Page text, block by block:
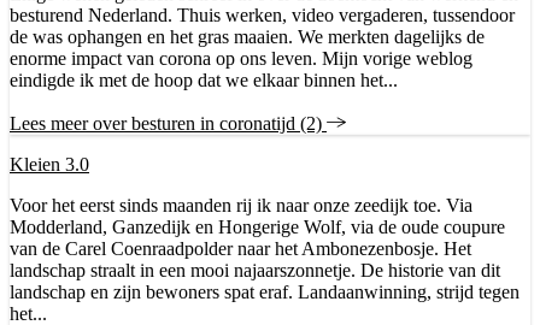
besturend Nederland. Thuis werken, video vergaderen, tussendoor
de was ophangen en het gras maaien. We merkten dagelijks de
enorme impact van corona op ons leven. Mijn vorige weblog
eindigde ik met de hoop dat we elkaar binnen het...
Lees meer over besturen in coronatijd (2)
Kleien 3.0
Voor het eerst sinds maanden rij ik naar onze zeedijk toe. Via
Modderland, Ganzedijk en Hongerige Wolf, via de oude coupure
van de Carel Coenraadpolder naar het Ambonezenbosje. Het
landschap straalt in een mooi najaarszonnetje. De historie van dit
landschap en zijn bewoners spat eraf. Landaanwinning, strijd tegen
het...